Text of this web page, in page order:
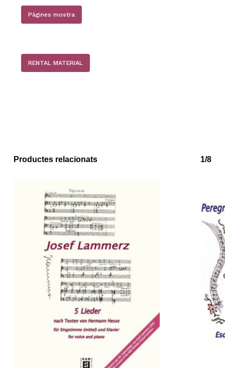
Pàgines mostra
RENTAL MATERIAL
Productes relacionats 1/8